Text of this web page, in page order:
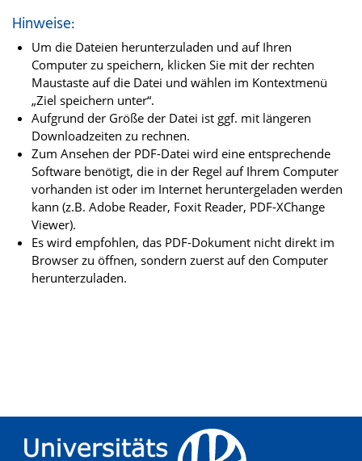
Hinweise:
Um die Dateien herunterzuladen und auf Ihren
Computer zu speichern, klicken Sie mit der rechten
Maustaste auf die Datei und wählen im Kontextmenü
„Ziel speichern unter“.
Aufgrund der Größe der Datei ist ggf. mit längeren
Downloadzeiten zu rechnen.
Zum Ansehen der PDF-Datei wird eine entsprechende
Software benötigt, die in der Regel auf Ihrem Computer
vorhanden ist oder im Internet heruntergeladen werden
kann (z.B. Adobe Reader, Foxit Reader, PDF-XChange
Viewer).
Es wird empfohlen, das PDF-Dokument nicht direkt im
Browser zu öffnen, sondern zuerst auf den Computer
herunterzuladen.